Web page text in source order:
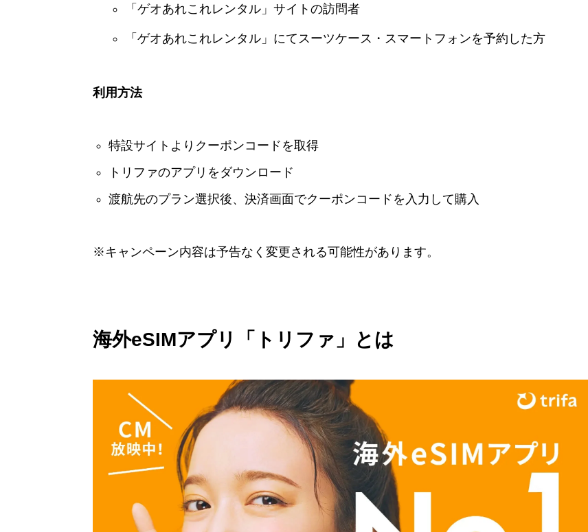
「ゲオあれこれレンタル」サイトの訪問者
「ゲオあれこれレンタル」にてスーツケース・スマートフォンを予約した方
利用方法
特設サイトよりクーポンコードを取得
トリファのアプリをダウンロード
渡航先のプラン選択後、決済画面でクーポンコードを入力して購入
※キャンペーン内容は予告なく変更される可能性があります。
海外eSIMアプリ「トリファ」とは